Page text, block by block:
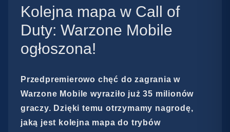
Kolejna mapa w Call of
Duty: Warzone Mobile
ogłoszona!
Przedpremierowo chęć do zagrania w
Warzone Mobile wyraziło już 35 milionów
graczy. Dzięki temu otrzymamy nagrodę,
jaką jest kolejna mapa do trybów